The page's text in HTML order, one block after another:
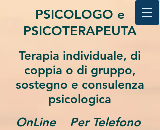
PSICOLOGO e
PSICOTERAPEUTA
Terapia individuale, di
coppia o di gruppo,
sostegno e consulenza
psicologica
OnLine Per Telefono